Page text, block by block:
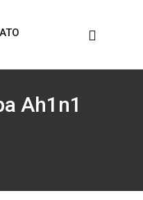
Ah1n1